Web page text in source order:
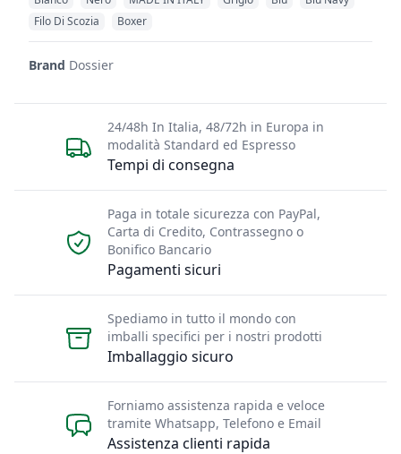
Filo Di Scozia
Boxer
Brand Dossier
Tempi di consegna
24/48h In Italia, 48/72h in Europa in
modalità Standard ed Espresso
Pagamenti sicuri
Paga in totale sicurezza con PayPal,
Carta di Credito, Contrassegno o
Bonifico Bancario
Imballaggio sicuro
Spediamo in tutto il mondo con
imballi specifici per i nostri prodotti
Assistenza clienti rapida
Forniamo assistenza rapida e veloce
tramite Whatsapp, Telefono e Email